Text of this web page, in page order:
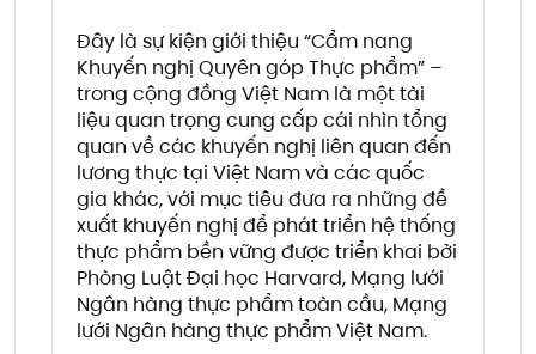
Đây là sự kiện giới thiệu “Cẩm nang
Khuyến nghị Quyên góp Thực phẩm” –
trong cộng đồng Việt Nam là một tài
liệu quan trọng cung cấp cái nhìn tổng
quan về các khuyến nghị liên quan đến
lương thực tại Việt Nam và các quốc
gia khác, với mục tiêu đưa ra những đề
xuất khuyến nghị để phát triển hệ thống
thực phẩm bền vững được triển khai bởi
Phòng Luật Đại học Harvard, Mạng lưới
Ngân hàng thực phẩm toàn cầu, Mạng
lưới Ngân hàng thực phẩm Việt Nam.